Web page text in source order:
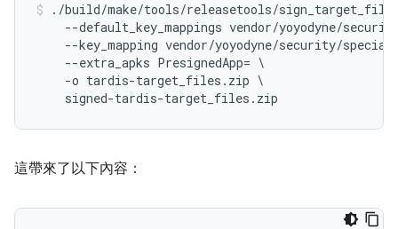
./build/make/tools/releasetools/
--default_key_mappings vendor/yoyodyne/
--key_mapping vendor/yoyodyne/security/
    --extra_apks PresignedApp= \
    -o tardis-target_files.zip \
    signed-tardis-target_files.zip
這帶來了以下內容：